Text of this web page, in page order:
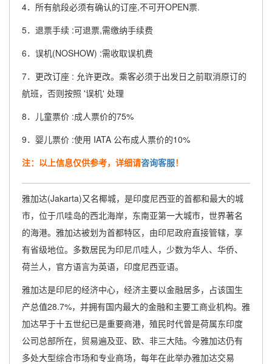
4．所有航段必须有确认的订座,不可开OPEN票.
5．退票手续 :可退票,需缴纳手续费
6．误机(NOSHOW) :需收取误机费
7．更改订座 : 允许更改。乘客必须于出发日之前取消原订的
航班，否则按照 '误机' 处理
8．儿童票价 :成人票价的75%
9．婴儿票价 :使用 IATA 公布成人票价的10%
注：以上信息仅供参考，详细请咨询客服！
雅加达(Jakarta)又名椰城，是印度尼西亚的首都和最大的城
市，位于爪哇岛的西北海岸，东南亚第一大城市，世界著名
的海港。雅加达被划为首都特区，由印尼政府直接管辖，享
有省级地位。多数居民为印尼爪哇人，少数为华人、华侨、
荷兰人，官方语言为英语，印度尼西亚语。
雅加达是印尼的经济中心，经济主要以金融居多，占该国生
产总值28.7%，并拥有国内最大的金融和主要工商业机构。雅
加达早于十五世纪已是重要商港，殖民时代曾是荷属东印度
公司总部所在，贸易遍及亚、欧、非三大陆。今雅加达仍有
多处大型综合市场和专业商场，每年在此举办雅加达交易